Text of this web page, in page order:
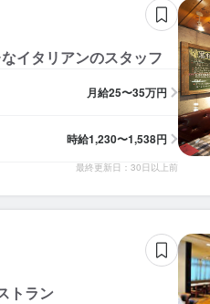
イタリアンのスタッフ
月給25〜35万円
時給1,230〜1,538円
最終更新日：30日以上前
トラン
ホールスタッフ
ホールスタッフ
ホールスタッフ
ホールスタッフ